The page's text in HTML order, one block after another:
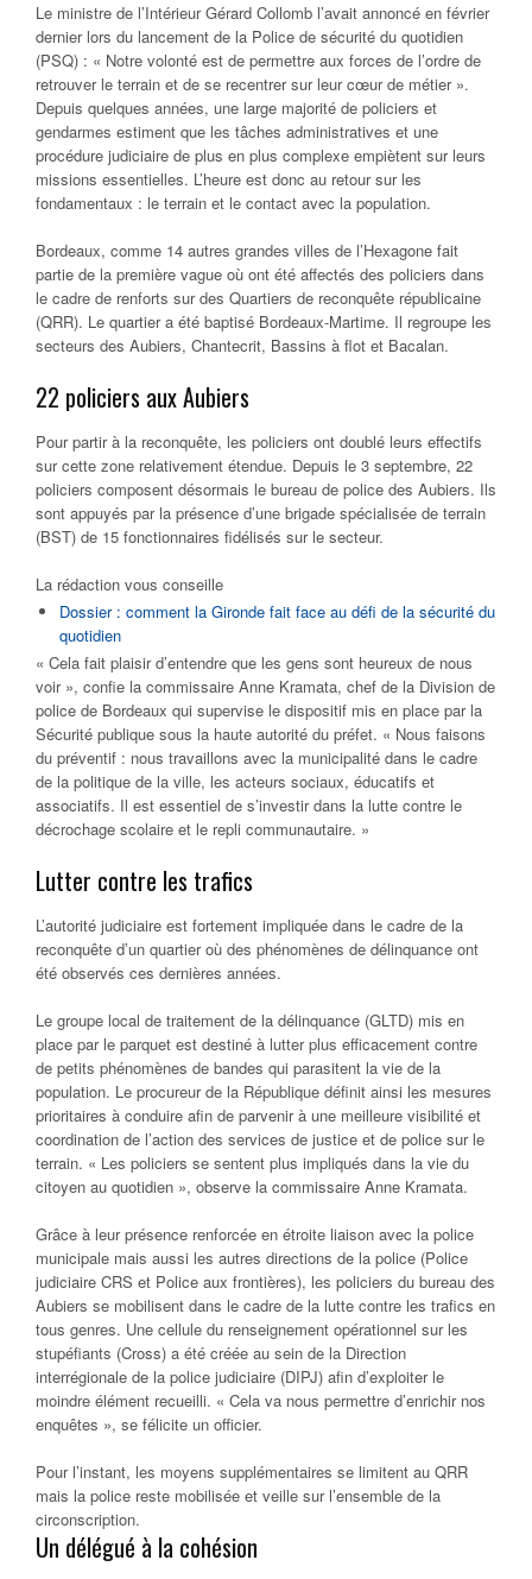
Le ministre de l’Intérieur Gérard Collomb l’avait annoncé en février
dernier lors du lancement de la Police de sécurité du quotidien
(PSQ) : « Notre volonté est de permettre aux forces de l’ordre de
retrouver le terrain et de se recentrer sur leur cœur de métier ».
Depuis quelques années, une large majorité de policiers et
gendarmes estiment que les tâches administratives et une
procédure judiciaire de plus en plus complexe empiètent sur leurs
missions essentielles. L’heure est donc au retour sur les
fondamentaux : le terrain et le contact avec la population.
Bordeaux, comme 14 autres grandes villes de l’Hexagone fait
partie de la première vague où ont été affectés des policiers dans
le cadre de renforts sur des Quartiers de reconquête républicaine
(QRR). Le quartier a été baptisé Bordeaux-Martime. Il regroupe les
secteurs des Aubiers, Chantecrit, Bassins à flot et Bacalan.
22 policiers aux Aubiers
Pour partir à la reconquête, les policiers ont doublé leurs effectifs
sur cette zone relativement étendue. Depuis le 3 septembre, 22
policiers composent désormais le bureau de police des Aubiers. Ils
sont appuyés par la présence d’une brigade spécialisée de terrain
(BST) de 15 fonctionnaires fidélisés sur le secteur.
La rédaction vous conseille
Dossier : comment la Gironde fait face au défi de la sécurité du
quotidien
« Cela fait plaisir d’entendre que les gens sont heureux de nous
voir », confie la commissaire Anne Kramata, chef de la Division de
police de Bordeaux qui supervise le dispositif mis en place par la
Sécurité publique sous la haute autorité du préfet. « Nous faisons
du préventif : nous travaillons avec la municipalité dans le cadre
de la politique de la ville, les acteurs sociaux, éducatifs et
associatifs. Il est essentiel de s’investir dans la lutte contre le
décrochage scolaire et le repli communautaire. »
Lutter contre les trafics
L’autorité judiciaire est fortement impliquée dans le cadre de la
reconquête d’un quartier où des phénomènes de délinquance ont
été observés ces dernières années.
Le groupe local de traitement de la délinquance (GLTD) mis en
place par le parquet est destiné à lutter plus efficacement contre
de petits phénomènes de bandes qui parasitent la vie de la
population. Le procureur de la République définit ainsi les mesures
prioritaires à conduire afin de parvenir à une meilleure visibilité et
coordination de l’action des services de justice et de police sur le
terrain. « Les policiers se sentent plus impliqués dans la vie du
citoyen au quotidien », observe la commissaire Anne Kramata.
Grâce à leur présence renforcée en étroite liaison avec la police
municipale mais aussi les autres directions de la police (Police
judiciaire CRS et Police aux frontières), les policiers du bureau des
Aubiers se mobilisent dans le cadre de la lutte contre les trafics en
tous genres. Une cellule du renseignement opérationnel sur les
stupéfiants (Cross) a été créée au sein de la Direction
interrégionale de la police judiciaire (DIPJ) afin d’exploiter le
moindre élément recueilli. « Cela va nous permettre d’enrichir nos
enquêtes », se félicite un officier.
Pour l’instant, les moyens supplémentaires se limitent au QRR
mais la police reste mobilisée et veille sur l’ensemble de la
circonscription.
Un délégué à la cohésion